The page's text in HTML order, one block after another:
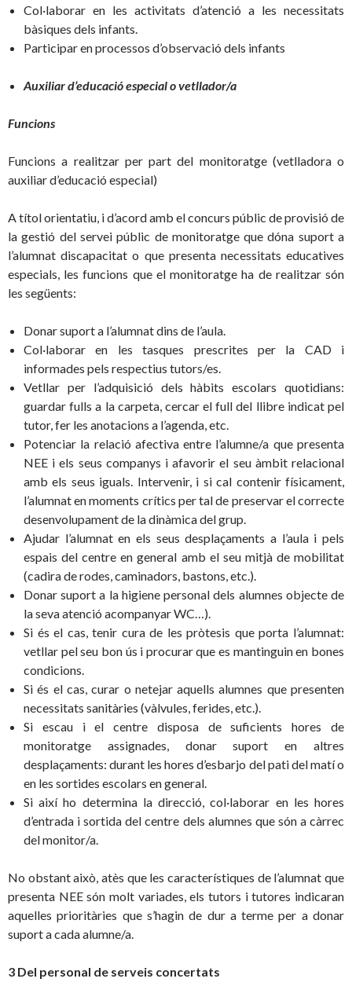
Col·laborar en les activitats d’atenció a les necessitats
bàsiques dels infants.
Participar en processos d’observació dels infants
Auxiliar d’educació especial o vetllador/a
Funcions
Funcions a realitzar per part del monitoratge (vetlladora o
auxiliar d’educació especial)
A títol orientatiu, i d’acord amb el concurs públic de provisió de
la gestió del servei públic de monitoratge que dóna suport a
l’alumnat discapacitat o que presenta necessitats educatives
especials, les funcions que el monitoratge ha de realitzar són
les següents:
Donar suport a l’alumnat dins de l’aula.
Col·laborar en les tasques prescrites per la CAD i
informades pels respectius tutors/es.
Vetllar per l’adquisició dels hàbits escolars quotidians:
guardar fulls a la carpeta, cercar el full del llibre indicat pel
tutor, fer les anotacions a l’agenda, etc.
Potenciar la relació afectiva entre l’alumne/a que presenta
NEE i els seus companys i afavorir el seu àmbit relacional
amb els seus iguals. Intervenir, i si cal contenir físicament,
l’alumnat en moments crítics per tal de preservar el correcte
desenvolupament de la dinàmica del grup.
Ajudar l’alumnat en els seus desplaçaments a l’aula i pels
espais del centre en general amb el seu mitjà de mobilitat
(cadira de rodes, caminadors, bastons, etc.).
Donar suport a la higiene personal dels alumnes objecte de
la seva atenció acompanyar WC…).
Si és el cas, tenir cura de les pròtesis que porta l’alumnat:
vetllar pel seu bon ús i procurar que es mantinguin en bones
condicions.
Si és el cas, curar o netejar aquells alumnes que presenten
necessitats sanitàries (vàlvules, ferides, etc.).
Si escau i el centre disposa de suficients hores de
monitoratge assignades, donar suport en altres
desplaçaments: durant les hores d’esbarjo del pati del matí o
en les sortides escolars en general.
Si així ho determina la direcció, col·laborar en les hores
d’entrada i sortida del centre dels alumnes que són a càrrec
del monitor/a.
No obstant això, atès que les característiques de l’alumnat que
presenta NEE són molt variades, els tutors i tutores indicaran
aquelles prioritàries que s’hagin de dur a terme per a donar
suport a cada alumne/a.
3 Del personal de serveis concertats